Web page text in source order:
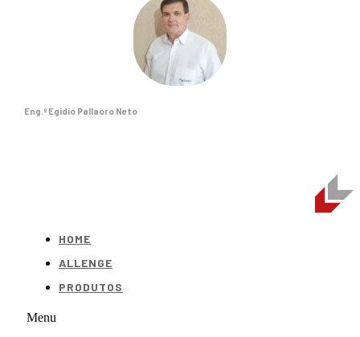
Eng.º Egidio Pallaoro Neto
HOME
ALLENGE
PRODUTOS
Menu